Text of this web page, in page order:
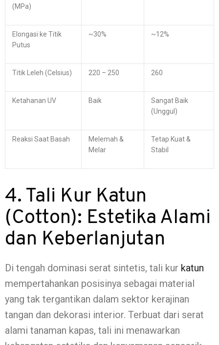
(MPa)
Elongasi ke Titik
Putus
~30% ~12%
Titik Leleh (Celsius) 220 – 250 260
Ketahanan UV Baik
Sangat Baik
(Unggul)
Reaksi Saat Basah
Melemah &
Melar
Tetap Kuat &
Stabil
4. Tali Kur Katun
(Cotton): Estetika Alami
dan Keberlanjutan
Di tengah dominasi serat sintetis, tali kur katun
mempertahankan posisinya sebagai material
yang tak tergantikan dalam sektor kerajinan
tangan dan dekorasi interior. Terbuat dari serat
alami tanaman kapas, tali ini menawarkan